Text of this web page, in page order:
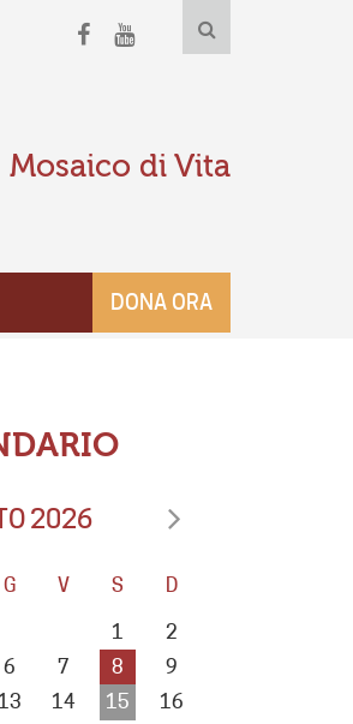
Mosaico di Vita
DONA ORA
2026
G V S D
1
2
6 7 8
9
13 14 15
16